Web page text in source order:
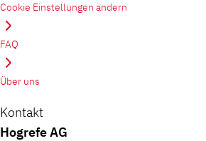
Cookie Einstellungen ändern
FAQ
Über uns
Kontakt
Hogrefe AG